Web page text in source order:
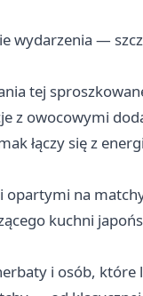
wydarzenia —
tej
z owocowymi
łączy się z
opartymi na
kuchni
i osób,